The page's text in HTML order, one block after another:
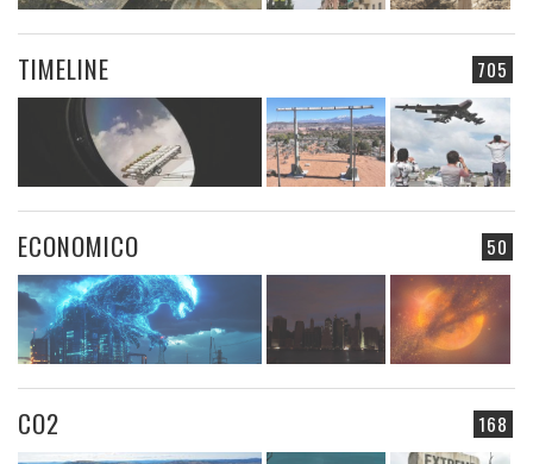
705
TIMELINE
50
ECONOMICO
168
CO2